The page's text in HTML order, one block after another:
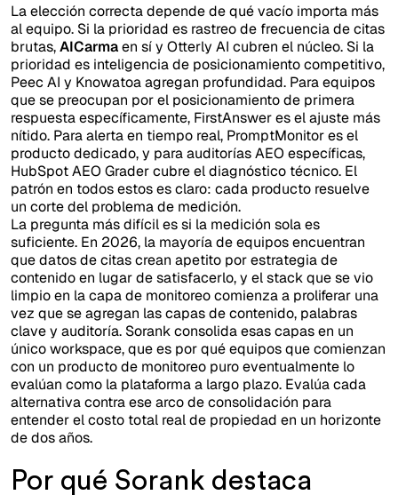
La elección correcta depende de qué vacío importa más
al equipo. Si la prioridad es rastreo de frecuencia de citas
brutas,AICarmaen sí y Otterly AI cubren el núcleo. Si la
prioridad es inteligencia de posicionamiento competitivo,
Peec AI y Knowatoa agregan profundidad. Para equipos
que se preocupan por el posicionamiento de primera
respuesta específicamente, FirstAnswer es el ajuste más
nítido. Para alerta en tiempo real, PromptMonitor es el
producto dedicado, y para auditorías AEO específicas,
HubSpot AEO Grader cubre el diagnóstico técnico. El
patrón en todos estos es claro: cada producto resuelve
un corte del problema de medición.
La pregunta más difícil es si la medición sola es
suficiente. En 2026, la mayoría de equipos encuentran
que datos de citas crean apetito por estrategia de
contenido en lugar de satisfacerlo, y el stack que se vio
limpio en la capa de monitoreo comienza a proliferar una
vez que se agregan las capas de contenido, palabras
clave y auditoría. Sorank consolida esas capas en un
único workspace, que es por qué equipos que comienzan
con un producto de monitoreo puro eventualmente lo
evalúan como la plataforma a largo plazo. Evalúa cada
alternativa contra ese arco de consolidación para
entender el costo total real de propiedad en un horizonte
de dos años.
Por qué Sorank destaca